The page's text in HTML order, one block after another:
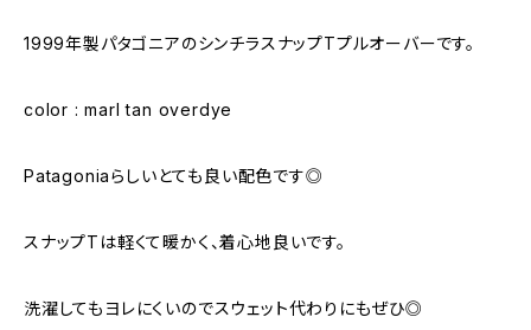
1999年製パタゴニアのシンチラスナップTプルオーバーです。
color : marl tan overdye
Patagoniaらしいとても良い配色です◎
スナップTは軽くて暖かく、着心地良いです。
洗濯してもヨレにくいのでスウェット代わりにもぜひ◎